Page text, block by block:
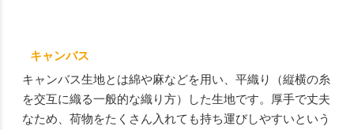
キャンバス
キャンバス生地とは綿や麻などを用い、平織り（縦横の糸
を交互に織る一般的な織り方）した生地です。厚手で丈夫
なため、荷物をたくさん入れても持ち運びしやすいという